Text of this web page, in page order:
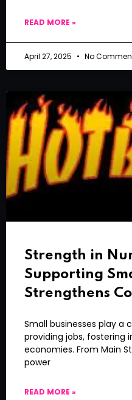
READ MORE »
April 27, 2025 No
Strength in
Supporting
Strengthens
Small businesses play a
providing jobs, fostering
economies. From Main
power
READ MORE »